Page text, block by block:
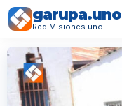
garupa.uno
Red Misiones.uno